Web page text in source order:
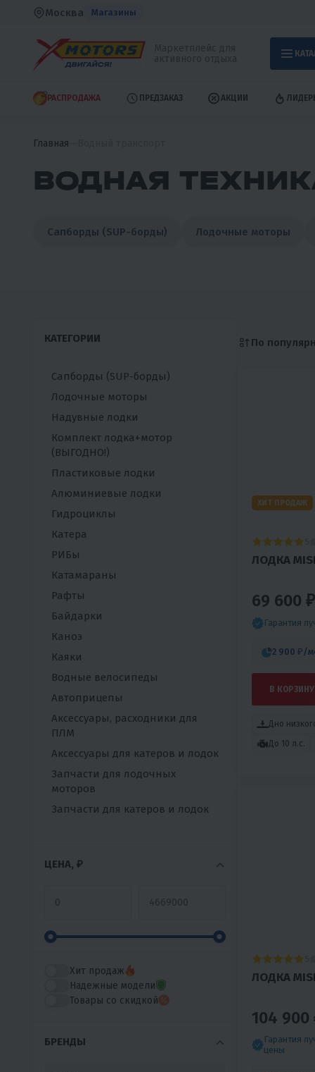
Москва Магазины
РАСПРОДАЖА ПРЕДЗАКАЗ АКЦИИ
Главная
ВОДНАЯ
Сапборды (SUP-борды) Лодочные моторы
КАТЕГОРИИ
Сапборды (SUP-борды)
Лодочные моторы
Надувные лодки
Комплект лодка+мотор
(ВЫГОДНО!)
Пластиковые лодки
Алюминиевые лодки
Гидроциклы
Катера
РИБы
Катамараны
Рафты
Байдарки
Каноэ
Каяки
Водные велосипеды
Автоприцепы
Аксессуары, расходники для
ПЛМ
Аксессуары для катеров и лодок
Запчасти для лодочных
моторов
Запчасти для катеров и лодок
ЦЕНА, ₽
Хит продаж
Надежные модели
Товары со скидкой
БРЕНДЫ
По
ХИТ ПРОДАЖ
ЛОДКА
69 600 ₽
Гарантия
2 900 ₽ /
В КОРЗИНУ
Дно
До 10 л.с.
ЛОДКА
104 900
Гарантия
цены